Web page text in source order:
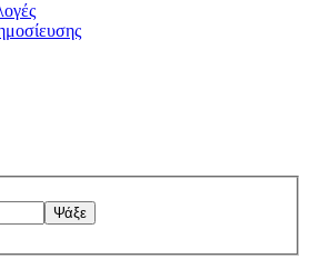
Ψάξε